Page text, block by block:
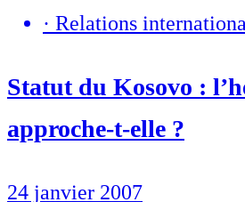
· Relations
Statut du Kosovo :
approche-t-elle ?
24 janvier 2007